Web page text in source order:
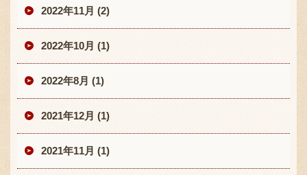
2022年11月 (2)
2022年10月 (1)
2022年8月 (1)
2021年12月 (1)
2021年11月 (1)